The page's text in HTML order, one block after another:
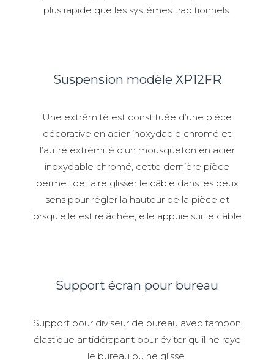
plus rapide que les systèmes traditionnels.
Suspension modèle XP12FR
Une extrémité est constituée d’une pièce
décorative en acier inoxydable chromé et
l’autre extrémité d’un mousqueton en acier
inoxydable chromé, cette dernière pièce
permet de faire glisser le câble dans les deux
sens pour régler la hauteur de la pièce et
lorsqu’elle est relâchée, elle appuie sur le câble.
Support écran pour bureau
Support pour diviseur de bureau avec tampon
élastique antidérapant pour éviter qu’il ne raye
le bureau ou ne glisse.